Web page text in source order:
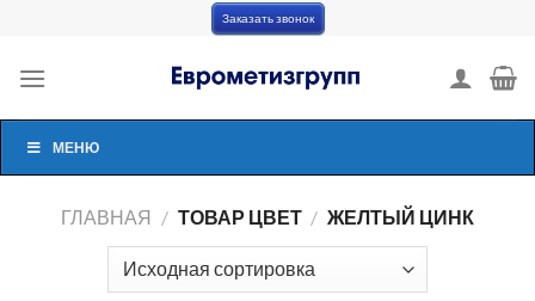
content
Заказать звонок
МЕНЮ
ГЛАВНАЯ / ТОВАР ЦВЕТ / ЖЕЛТЫЙ ЦИНК